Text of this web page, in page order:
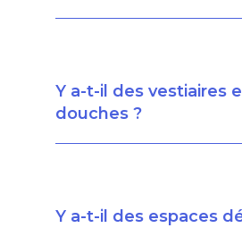
Y a-t-il des vestiaires
douches ?
Y a-t-il des espaces